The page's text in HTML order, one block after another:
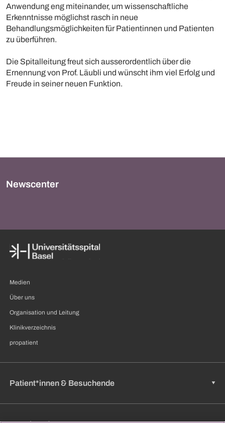
Anwendung eng miteinander, um wissenschaftliche
Erkenntnisse möglichst rasch in neue
Behandlungsmöglichkeiten für Patientinnen und Patienten
zu überführen.
Die Spitalleitung freut sich ausserordentlich über die
Ernennung von Prof. Läubli und wünscht ihm viel Erfolg und
Freude in seiner neuen Funktion.
Newscenter
Medien
Über uns
Organisation und Leitung
Klinikverzeichnis
propatient
Patient*innen & Besuchende